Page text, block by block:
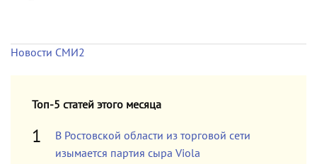
Новости СМИ2
Топ-5 статей этого месяца
В Ростовской области из торговой сети
изымается партия сыра Viola